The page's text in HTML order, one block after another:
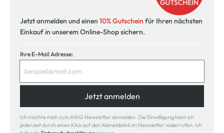
Jetzt anmelden und einen 10% Gutschein für Ihren nächsten
Einkauf in unserem Online-Shop sichern.
Ihre E-Mail Adresse:
Jetzt anmelden
Ich möchte mich zum AWG Newsletter anmelden. Die Einwilligung kann ich
jederzeit durch einen Klick auf den Abmeldelink im Newsletter widerrufen. Ich